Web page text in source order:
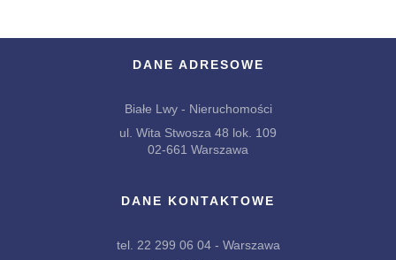
DANE ADRESOWE
Białe Lwy - Nieruchomości
ul. Wita Stwosza 48 lok. 109
02-661 Warszawa
DANE KONTAKTOWE
tel. 22 299 06 04 - Warszawa